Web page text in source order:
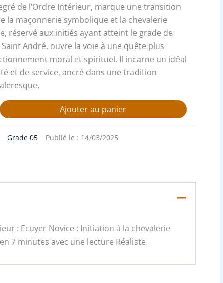
de l’Ordre Intérieur, marque une transition
la maçonnerie symbolique et la chevalerie
réservé aux initiés ayant atteint le grade de
André, ouvre la voie à une quête plus
moral et spirituel. Il incarne un idéal
et de service, ancré dans une tradition
Ajouter au panier
Grade 05 Publié le : 14/03/2025
: Ecuyer Novice : Initiation à la chevalerie
7 minutes avec une lecture Réaliste.